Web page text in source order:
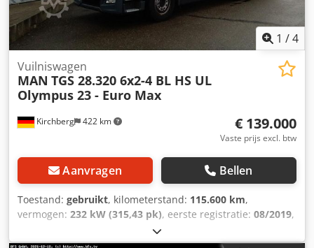
voorbehoud! Cjdpfx Akjwzwaweajha
1 /4
Kirchberg 422 km
Vuilniswagen
MAN TGS 28.320 6x2-4 BL HS UL
Olympus 23 - Euro Max
€ 139.000
Vaste prijs excl. btw
Aanvragen Bellen
Toestand: gebruikt, kilometerstand: 115.600 km,
vermogen: 232 kW (315,43 pk), eerste registratie: 08/2019,
, totaalgewicht:
asconfiguratie:3 assen, volgende keuring (TÜV):07/2027,